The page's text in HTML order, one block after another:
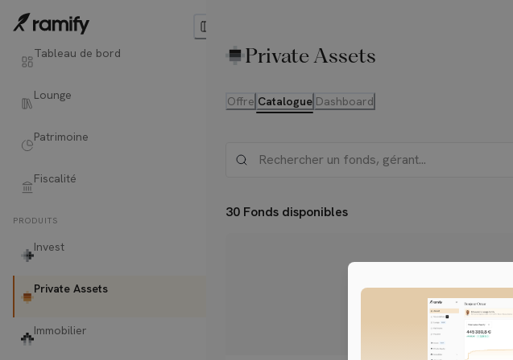
Tableau de bord
Lounge
Patrimoine
Fiscalité
PRODUITS
Invest
Private Assets
Immobilier
Private Assets
Offre Catalogue Dashboard
30 Fonds disponibles